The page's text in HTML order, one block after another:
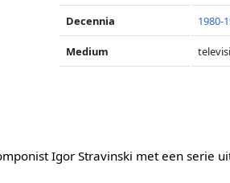
Decennia 1980-
Medium
Igor Stravinski met een serie